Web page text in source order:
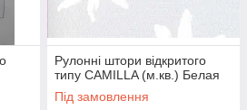
Рулонні штори відкритого
типу CAMILLA (м.кв.) Белая
Під замовлення